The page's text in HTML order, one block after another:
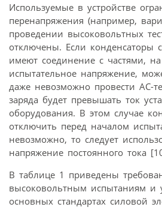
Используемые в устройстве
перенапряжения (например,
проведении высоковольтных
отключены. Если конденсаторы
имеют соединение с частями,
испытательное напряжение,
даже невозможно провести АС-
заряда будет превышать ток
оборудования. В этом случае
отключить перед началом
невозможно, то следует
напряжение постоянного тока
В таблице 1 приведены
высоковольтным испытаниям и
основных стандартах силовой